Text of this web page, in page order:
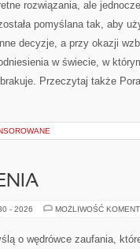
rozwiązania, ale
pomyślana tak, aby
decyzje, a przy okazji
w świecie, w
Przeczytaj także
- 2026 MOŻLIWOŚĆ
o wędrówce zaufania,